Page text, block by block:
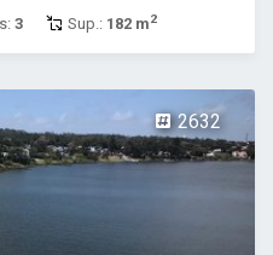
3 Sup.: 182 m2
2632